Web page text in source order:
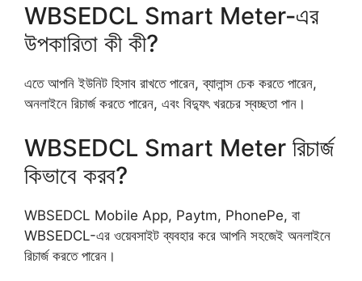
WBSEDCL Smart Meter-এর
উপকারিতা কী কী?
এতে আপনি ইউনিট হিসাব রাখতে পারেন, ব্যালান্স চেক করতে পারেন,
অনলাইনে রিচার্জ করতে পারেন, এবং বিদ্যুৎ খরচের স্বচ্ছতা পান।
WBSEDCL Smart Meter রিচার্জ
কিভাবে করব?
WBSEDCL Mobile App, Paytm, PhonePe, বা
WBSEDCL-এর ওয়েবসাইট ব্যবহার করে আপনি সহজেই অনলাইনে
রিচার্জ করতে পারেন।